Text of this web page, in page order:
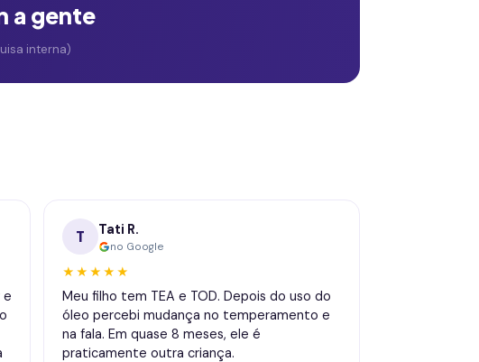
a gente
interna)
e
T Tati R.
no Google
★★★★★
Meu filho tem TEA e TOD. Depois do uso do
óleo percebi mudança no temperamento e
na fala. Em quase 8 meses, ele é
praticamente outra criança.